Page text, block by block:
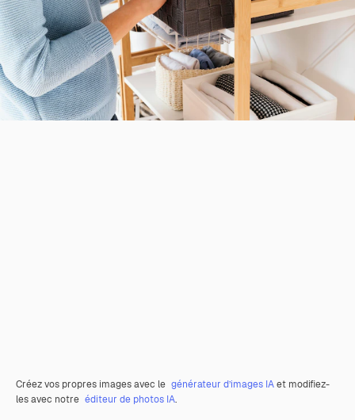
Créez vos propres images avec le générateur d’images IAet modifiez-
les avec notre éditeur de photos IA.